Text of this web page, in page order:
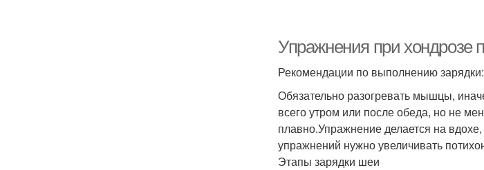
Упражнения при хондрозе
Рекомендации по выполнению зарядки:
Обязательно разогревать мышцы,
всего утром или после обеда, но не
плавно.Упражнение делается на
упражнений нужно увеличивать
Этапы зарядки шеи